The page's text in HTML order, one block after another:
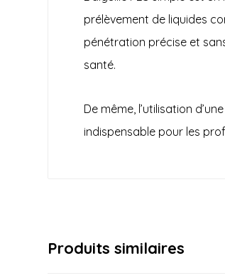
prélèvement de liquides
pénétration précise et
santé.
De même, l’utilisation
indispensable pour les
Produits similaires